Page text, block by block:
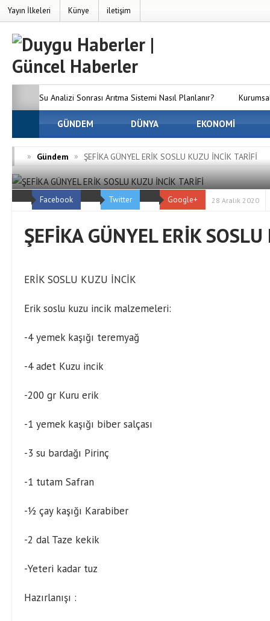
Yayın İlkeleri Künye iletişim
Su Analizi Sonrası Arıtma Sistemi Nasıl Planlanır?
SEO’nun Önemi Neden Artıyor? MC Server Kirala
Firmaları Osmaniye Evden Eve Nakliyat — Osmaniye’de
ve Hasarsız Taşıyoruz
GÜNDEM DÜNYA EKONOMİ
» Gündem » ŞEFİKA GÜNYEL ERİK SOSLU KUZU İNCİK TARİFİ
Facebook Twitter Google+ 28 Aralık 2020
ŞEFİKA GÜNYEL ERİK
ERİK SOSLU KUZU İNCİK
Erik soslu kuzu incik malzemeleri:
-4 yemek kaşığı teremyağ
-4 adet Kuzu incik
-200 gr Kuru erik
-1 yemek kaşığı biber salçası
-3 su bardağı Pirinç
-1 tutam Safran
-½ çay kaşığı Karabiber
-2 dal Taze kekik
-Yeteri kadar tuz
Hazırlanışı :